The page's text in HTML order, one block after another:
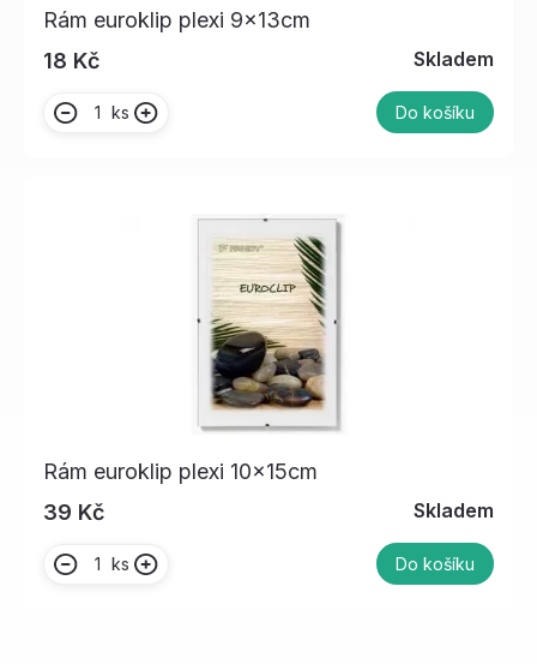
Rám euroklip plexi 9x13cm
18 Kč
Skladem
ks Do košíku
Rám euroklip plexi 10x15cm
39 Kč
Skladem
ks Do košíku